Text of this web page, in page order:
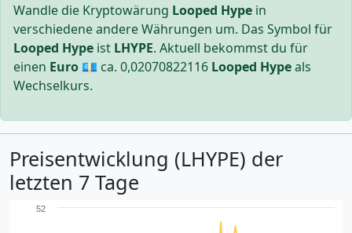
Wandle die Kryptowärung Looped Hype in
verschiedene andere Währungen um. Das Symbol für
Looped Hype ist LHYPE. Aktuell bekommst du für
einen Euro 💶 ca. 0,02070822116 Looped Hypeals
Wechselkurs.
Preisentwicklung (LHYPE) der
letzten 7 Tage
52